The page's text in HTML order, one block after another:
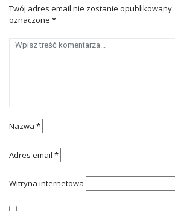
Twój adres email nie zostanie opublikowany.
oznaczone *
Nazwa *
Adres email *
Witryna internetowa